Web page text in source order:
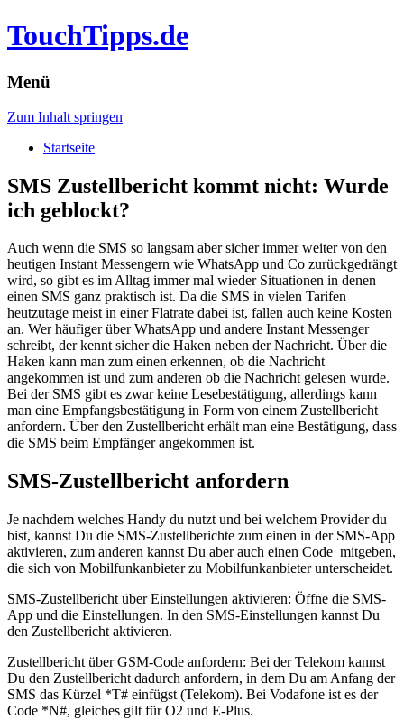
TouchTipps.de
Menü
Zum Inhalt springen
Startseite
SMS Zustellbericht kommt nicht: Wurde
ich geblockt?
Auch wenn die SMS so langsam aber sicher immer weiter von den
heutigen Instant Messengern wie WhatsApp und Co zurückgedrängt
wird, so gibt es im Alltag immer mal wieder Situationen in denen
einen SMS ganz praktisch ist. Da die SMS in vielen Tarifen
heutzutage meist in einer Flatrate dabei ist, fallen auch keine Kosten
an. Wer häufiger über WhatsApp und andere Instant Messenger
schreibt, der kennt sicher die Haken neben der Nachricht. Über die
Haken kann man zum einen erkennen, ob die Nachricht
angekommen ist und zum anderen ob die Nachricht gelesen wurde.
Bei der SMS gibt es zwar keine Lesebestätigung, allerdings kann
man eine Empfangsbestätigung in Form von einem Zustellbericht
anfordern. Über den Zustellbericht erhält man eine Bestätigung, dass
die SMS beim Empfänger angekommen ist.
SMS-Zustellbericht anfordern
Je nachdem welches Handy du nutzt und bei welchem Provider du
bist, kannst Du die SMS-Zustellberichte zum einen in der SMS-App
aktivieren, zum anderen kannst Du aber auch einen Code mitgeben,
die sich von Mobilfunkanbieter zu Mobilfunkanbieter unterscheidet.
SMS-Zustellbericht über Einstellungen aktivieren: Öffne die SMS-
App und die Einstellungen. In den SMS-Einstellungen kannst Du
den Zustellbericht aktivieren.
Zustellbericht über GSM-Code anfordern: Bei der Telekom kannst
Du den Zustellbericht dadurch anfordern, in dem Du am Anfang der
SMS das Kürzel *T# einfügst (Telekom). Bei Vodafone ist es der
Code *N#, gleiches gilt für O2 und E-Plus.